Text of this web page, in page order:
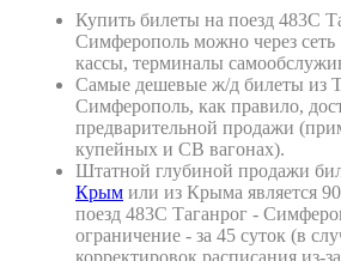
Купить билеты на поезд 483С
Симферополь можно через
кассы, терминалы
Самые дешевые ж/д билеты из
Симферополь, как правило,
предварительной продажи
купейных и СВ вагонах).
Штатной глубиной продажи
Крым или из Крыма является
поезд 483С Таганрог -
ограничение - за 45 суток (в
корректировок расписания из-